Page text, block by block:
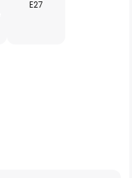
E27